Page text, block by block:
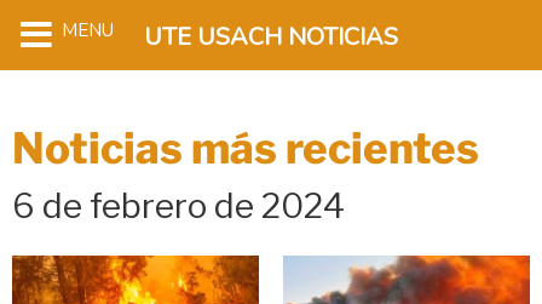
Noticias más recientes
6 de febrero de 2024
MENU UTE USACH NOTICIAS